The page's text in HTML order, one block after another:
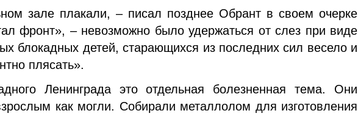
зале плакали, – писал позднее Обрант в своем очерке
фронт», – невозможно было удержаться от слез при виде
блокадных детей, старающихся из последних сил весело и
плясать».
Ленинграда это от­дельная болезненная тема. Они
как могли. Собирали металло­лом для изготовления